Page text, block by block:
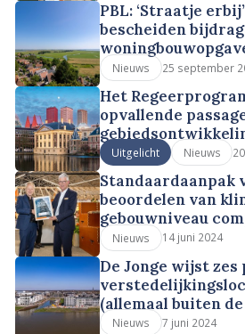
PBL: ‘Straatje
bescheiden
Nieuws 25 september
Het
opvallende
Uitgelicht Nieuws
Standaardaanpak
beoordelen van
gebouwniveau
Nieuws 14 juni 2024
De Jonge wijst
(allemaal buiten
Nieuws 7 juni 2024